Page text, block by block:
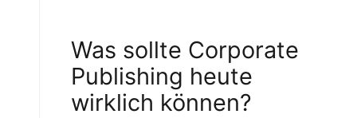
Was sollte Corporate
Publishing heute
wirklich können?